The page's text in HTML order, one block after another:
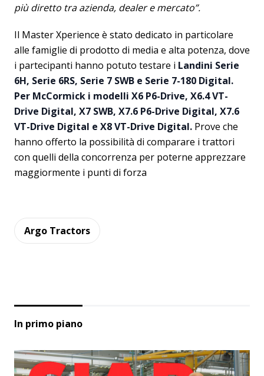
più diretto tra azienda, dealer e mercato”.
Il Master Xperience è stato dedicato in particolare
alle famiglie di prodotto di media e alta potenza, dove
i partecipanti hanno potuto testare i Landini Serie
6H, Serie 6RS, Serie 7 SWB e Serie 7-180 Digital.
Per McCormick i modelli X6 P6-Drive, X6.4 VT-
Drive Digital, X7 SWB, X7.6 P6-Drive Digital, X7.6
VT-Drive Digital e X8 VT-Drive Digital. Prove che
hanno offerto la possibilità di comparare i trattori
con quelli della concorrenza per poterne apprezzare
maggiormente i punti di forza
Argo Tractors
In primo piano